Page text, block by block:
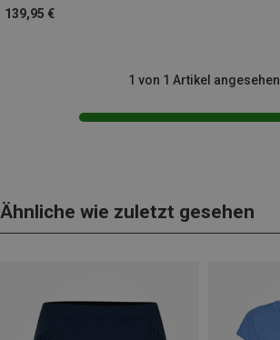
139,95 €
1 von 1 Artikel angesehen
Ähnliche wie zuletzt gesehen